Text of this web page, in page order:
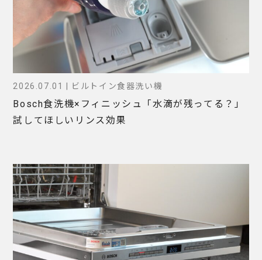
2026.07.01 | ビルトイン食器洗い機
Bosch食洗機×フィニッシュ「水滴が残ってる？」
試してほしいリンス効果